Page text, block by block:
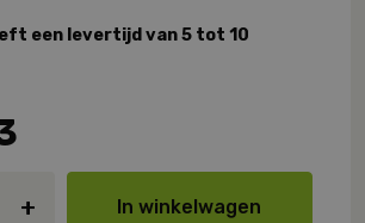
een levertijd van 5 tot 10
+ In winkelwagen